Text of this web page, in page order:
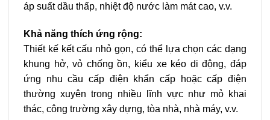
áp suất dầu thấp, nhiệt độ nước làm mát cao, v.v.
Khả năng thích ứng rộng:
Thiết kế kết cấu nhỏ gọn, có thể lựa chọn các dạng
khung hở, vỏ chống ồn, kiểu xe kéo di động, đáp
ứng nhu cầu cấp điện khẩn cấp hoặc cấp điện
thường xuyên trong nhiều lĩnh vực như mỏ khai
thác, công trường xây dựng, tòa nhà, nhà máy, v.v.